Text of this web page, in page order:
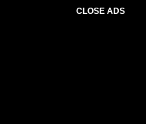
CLOSE ADS